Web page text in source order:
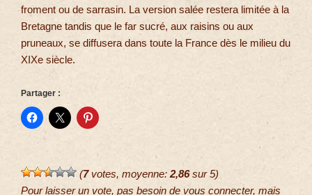
froment ou de sarrasin. La version salée restera limitée à la
Bretagne tandis que le far sucré, aux raisins ou aux
pruneaux, se diffusera dans toute la France dès le milieu du
XIXe siècle.
Partager :
(7votes, moyenne: 2,86sur 5)
Pour laisser un vote, pas besoin de vous connecter, mais